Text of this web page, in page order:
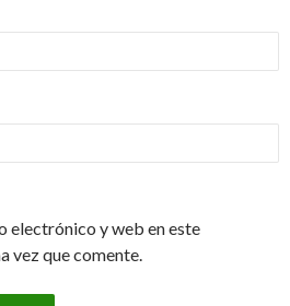
electrónico y web en este
vez que comente.